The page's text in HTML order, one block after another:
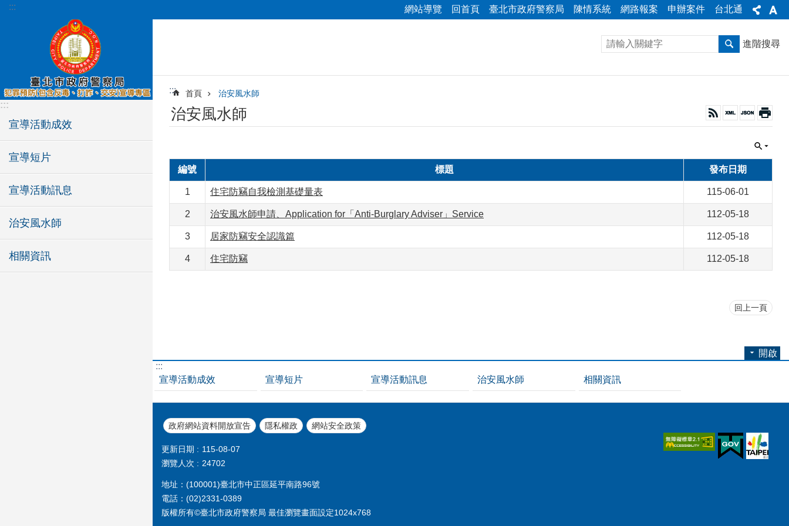
跳到主要內容區塊
::: 網站導覽 回首頁 臺北市政府警察局 陳情系統 網路報案 申辦案件 台北通
:::
宣導活動成效
宣導短片
宣導活動訊息
治安風水師
相關資訊
進階搜尋
::: 首頁 治安風水師
治安風水師
編號 標題 發布日期
1 住宅防竊自我檢測基礎量表 115-06-01
2 治安風水師申請、Application for「Anti-Burglary Adviser」Service 112-05-18
3 居家防竊安全認識篇 112-05-18
4 住宅防竊 112-05-18
回上一頁
開啟
:::
宣導活動成效
宣導短片 宣導活動訊息 治安風水師 相關資訊
政府網站資料開放宣告 隱私權政 網站安全政策
更新日期
115-08-07
瀏覽人次
24702
地址：(100001)臺北市中正區延平南路96號
電話：(02)2331-0389
版權所有©臺北市政府警察局 最佳瀏覽畫面設定1024x768